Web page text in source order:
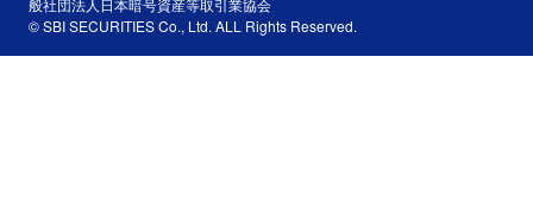
般社団法人日本暗号資産等取引業協会
© SBI SECURITIES Co., Ltd. ALL Rights Reserved.